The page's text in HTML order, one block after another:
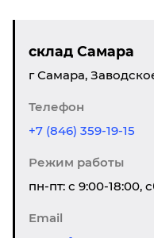
склад Самара
г Самара,
Телефон
+7 (846) 359-19-15
Режим работы
пн-пт: с 9:00-18:00,
Email